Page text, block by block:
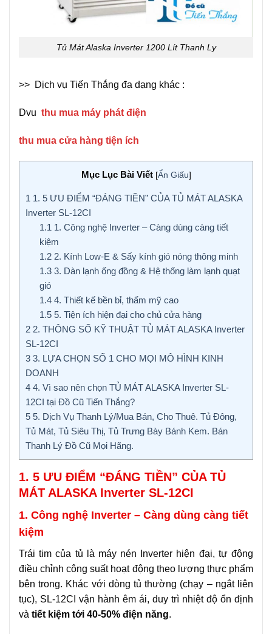
Tủ Mát Alaska Inverter 1200 Lít Thanh Ly
>> Dịch vụ Tiến Thắng đa dạng khác :
Dvu thu mua máy phát điện
thu mua cửa hàng tiện ích
Mục Lục Bài Viết [Ẩn Giấu]
1 1. 5 ƯU ĐIỂM “ĐÁNG TIỀN” CỦA TỦ MÁT ALASKA
Inverter SL-12CI
1.1 1. Công nghệ Inverter – Càng dùng càng tiết
kiệm
1.22. Kính Low-E & Sấy kính gió nóng thông minh
1.33. Dàn lạnh ống đồng & Hệ thống làm lạnh quạt
gió
1.44. Thiết kế bền bỉ, thẩm mỹ cao
1.55. Tiện ích hiện đại cho chủ cửa hàng
2 2. THÔNG SỐ KỸ THUẬT TỦ MÁT ALASKA Inverter
SL-12CI
3 3. LỰA CHỌN SỐ 1 CHO MỌI MÔ HÌNH KINH
DOANH
4 4. Vì sao nên chọn TỦ MÁT ALASKA Inverter SL-
12CI tại Đồ Cũ Tiến Thắng?
5 5. Dịch Vụ Thanh Lý/Mua Bán, Cho Thuê. Tủ Đông,
Tủ Mát, Tủ Siêu Thị, Tủ Trưng Bày Bánh Kem. Bán
Thanh Lý Đồ Cũ Mọi Hãng.
1. 5 ƯU ĐIỂM “ĐÁNG TIỀN” CỦA TỦ
MÁT ALASKA Inverter SL-12CI
1. Công nghệ Inverter – Càng dùng càng tiết
kiệm
Trái tim của tủ là máy nén Inverter hiện đại, tự động
điều chỉnh công suất hoạt động theo lượng thực phẩm
bên trong. Khác với dòng tủ thường (chạy – ngắt liên
tục), SL-12CI vận hành êm ái, duy trì nhiệt độ ổn định
và tiết kiệm tới 40-50% điện năng.